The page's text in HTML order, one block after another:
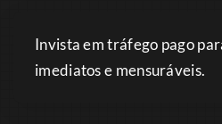
Invista em tráfego pago
imediatos e mensuráveis.